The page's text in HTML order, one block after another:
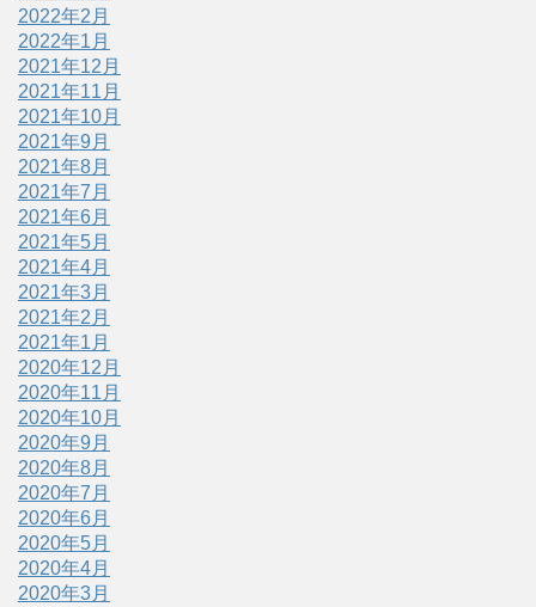
2022年2月
2022年1月
2021年12月
2021年11月
2021年10月
2021年9月
2021年8月
2021年7月
2021年6月
2021年5月
2021年4月
2021年3月
2021年2月
2021年1月
2020年12月
2020年11月
2020年10月
2020年9月
2020年8月
2020年7月
2020年6月
2020年5月
2020年4月
2020年3月